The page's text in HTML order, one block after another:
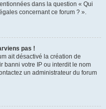
dans la question « Qui
concernant ce forum ? ».
pas !
ait désactivé la création de
banni votre IP ou interdit le nom
un administrateur du forum